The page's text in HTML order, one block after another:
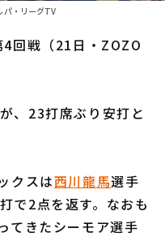
ズ
ルス
ズ
ス
パ・リーグTV
回戦（21日・ZOZO
、23打席ぶり安打と
クスは西川龍馬選手
で2点を返す。なおも
てきたシーモア選手